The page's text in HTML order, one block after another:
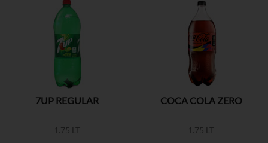
7UP REGULAR
1.75 LT
COCA COLA ZERO
1.75 LT